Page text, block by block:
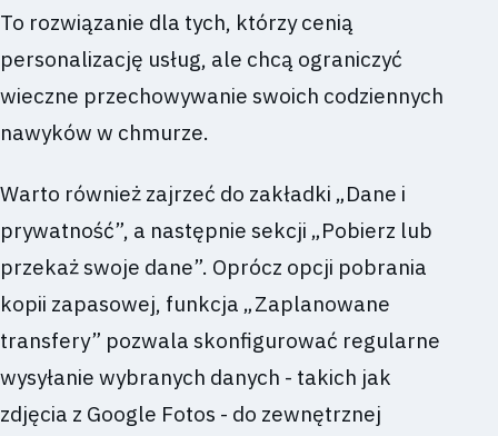
To rozwiązanie dla tych, którzy cenią
personalizację usług, ale chcą ograniczyć
wieczne przechowywanie swoich codziennych
nawyków w chmurze.
Warto również zajrzeć do zakładki „Dane i
prywatność”, a następnie sekcji „Pobierz lub
przekaż swoje dane”. Oprócz opcji pobrania
kopii zapasowej, funkcja „Zaplanowane
transfery” pozwala skonfigurować regularne
wysyłanie wybranych danych - takich jak
zdjęcia z Google Fotos - do zewnętrznej